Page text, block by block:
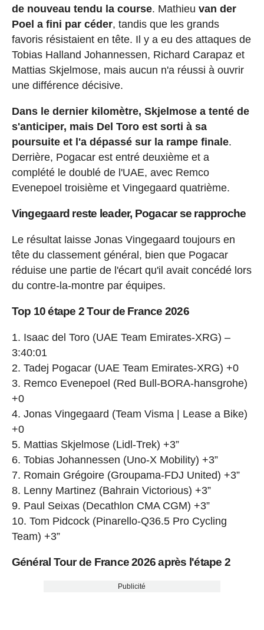
de nouveau tendu la course. Mathieu van der
Poel a fini par céder, tandis que les grands
favoris résistaient en tête. Il y a eu des attaques de
Tobias Halland Johannessen, Richard Carapaz et
Mattias Skjelmose, mais aucun n'a réussi à ouvrir
une différence décisive.
Dans le dernier kilomètre, Skjelmose a tenté de
s'anticiper, mais Del Toro est sorti à sa
poursuite et l'a dépassé sur la rampe finale.
Derrière, Pogacar est entré deuxième et a
complété le doublé de l'UAE, avec Remco
Evenepoel troisième et Vingegaard quatrième.
Vingegaard reste leader, Pogacar se rapproche
Le résultat laisse Jonas Vingegaard toujours en
tête du classement général, bien que Pogacar
réduise une partie de l'écart qu'il avait concédé lors
du contre-la-montre par équipes.
Top 10 étape 2 Tour de France 2026
1. Isaac del Toro (UAE Team Emirates-XRG) –
3:40:01
2. Tadej Pogacar (UAE Team Emirates-XRG) +0
3. Remco Evenepoel (Red Bull-BORA-hansgrohe)
+0
4. Jonas Vingegaard (Team Visma | Lease a Bike)
+0
5. Mattias Skjelmose (Lidl-Trek) +3”
6. Tobias Johannessen (Uno-X Mobility) +3”
7. Romain Grégoire (Groupama-FDJ United) +3”
8. Lenny Martinez (Bahrain Victorious) +3”
9. Paul Seixas (Decathlon CMA CGM) +3”
10. Tom Pidcock (Pinarello-Q36.5 Pro Cycling
Team) +3”
Général Tour de France 2026 après l'étape 2
Publicité